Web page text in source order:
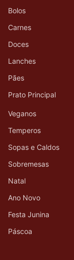
Bolos
Carnes
Doces
Lanches
Pães
Prato Principal
Veganos
Temperos
Sopas e Caldos
Sobremesas
Natal
Ano Novo
Festa Junina
Páscoa